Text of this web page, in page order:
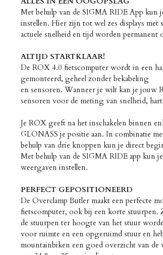
Met behulp van de SIGMA RIDE App kun
instellen. Hier zijn tot wel zes displays met
actuele snelheid en tijd worden permanent
ALTIJD STARTKLAAR!
De ROX 4.0 fietscomputer wordt in een
gemonteerd, geheel zonder bekabeling
en sensoren. Wanneer je wilt kan je jouw
sensoren voor de meting van snelheid,
Je ROX geeft na het inschakelen binnen
GLONASS je positie aan. In combinatie
behulp van drie knoppen kun je direct
Met behulp van de SIGMA RIDE app kun
weergaven instellen.
PERFECT GEPOSITIONEERD
De Overclamp Butler maakt een perfecte
fietscomputer, ook bij een korte stuurpen.
de stuurpen ter hoogte van het stuur
voor ruimte en een opgeruimd stuur en
mountainbiken een goed overzicht van de